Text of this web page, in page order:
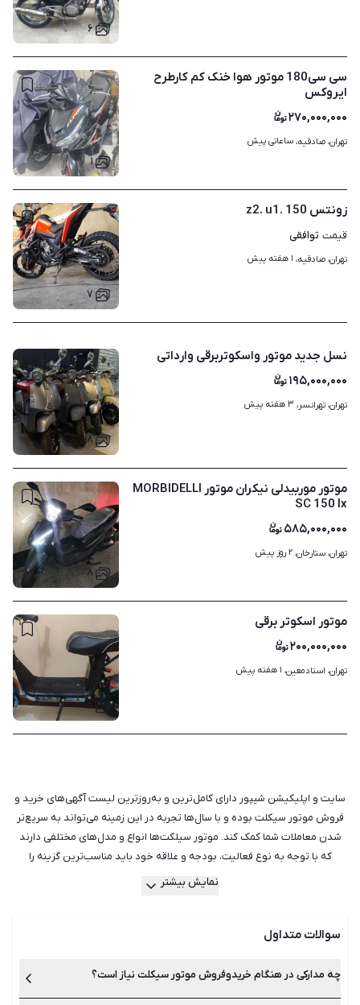
۶
۱
سی سی180 موتور هوا خنک کم کارطرح
ایروکس
۲۷۰,۰۰۰,۰۰۰
تهران، صادقیه، ساعاتی پیش
۷
زونتس z2. u1. 150
قیمت توافقی
تهران، صادقیه، ۱ هفته پیش
۸
نسل جدید موتور واسکوتربرقی وارداتی
۱۹۵,۰۰۰,۰۰۰
تهران، تهرانسر، ۳ هفته پیش
۸
موتور موربیدلی نیکران موتور MORBIDELLI
SC 150 lx
۵۸۵,۰۰۰,۰۰۰
تهران، ستارخان، ۲ روز پیش
۵
موتور اسکوتر برقی
۲۰۰,۰۰۰,۰۰۰
تهران، استادمعین، ۱ هفته پیش
سایت و اپلیکیشن شیپور دارای کامل‌ترین و به‌روزترین لیست آگهی‌های خرید و
فروش موتور سیکلت بوده و با سال‌ها تجربه در این زمینه می‌تواند به سریع‌تر
شدن معاملات شما کمک کند. موتور سیلکت‌ها انواع و مدل‌های مختلفی دارند
که با توجه به نوع فعالیت، بودجه و علاقه خود باید مناسب‌ترین گزینه را
انتخاب نمایید. برای مثال اگر شما از موتور سیکلت برای انجام کارهای روزمره و
انتخاب نمایید که محبوبیت بیشتری در میان مردم دارد. این موضوع به این
خواهد افتاد، پس اهمیت وجود لوازم آن بسیار زیاد خواهد بود. هم‌چنین در
نمایش بیشتر
سوالات متداول
چه مدارکی در هنگام خریدوفروش موتور سیکلت نیاز است؟